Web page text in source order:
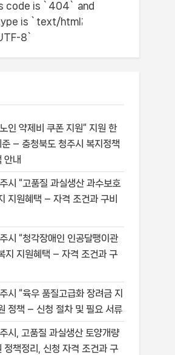
code is `404` and
is `text/html;
8`
인 약제비 쿠폰 지원” 지원 한
준 – 충청북도 청주시 복지정책
안내
시 “고품질 과실생산 과수보호
지원혜택 – 자격 조건과 구비
시 “청각장애인 인공달팽이관
지 지원혜택 – 자격 조건과 구
시 “육우 품질고급화 장려금 지
정책 – 신청 절차 및 필요 서류
시, 고품질 과실생산 토양개량
정책정리, 신청 자격 조건과 구